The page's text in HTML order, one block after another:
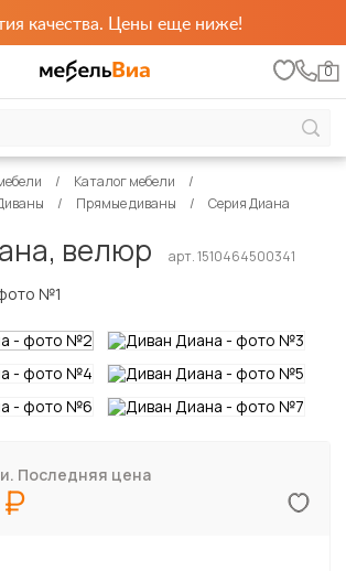
качества. Цены еще ниже!
0
Каталог мебели
Прямые диваны Серия Диана
велюр арт. 1510464500341
Последняя цена